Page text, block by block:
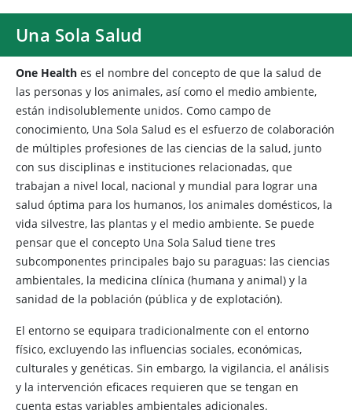
Una Sola Salud
One Health es el nombre del concepto de que la salud de
las personas y los animales, así como el medio ambiente,
están indisolublemente unidos. Como campo de
conocimiento, Una Sola Salud es el esfuerzo de colaboración
de múltiples profesiones de las ciencias de la salud, junto
con sus disciplinas e instituciones relacionadas, que
trabajan a nivel local, nacional y mundial para lograr una
salud óptima para los humanos, los animales domésticos, la
vida silvestre, las plantas y el medio ambiente. Se puede
pensar que el concepto Una Sola Salud tiene tres
subcomponentes principales bajo su paraguas: las ciencias
ambientales, la medicina clínica (humana y animal) y la
sanidad de la población (pública y de explotación).
El entorno se equipara tradicionalmente con el entorno
físico, excluyendo las influencias sociales, económicas,
culturales y genéticas. Sin embargo, la vigilancia, el análisis
y la intervención eficaces requieren que se tengan en
cuenta estas variables ambientales adicionales.